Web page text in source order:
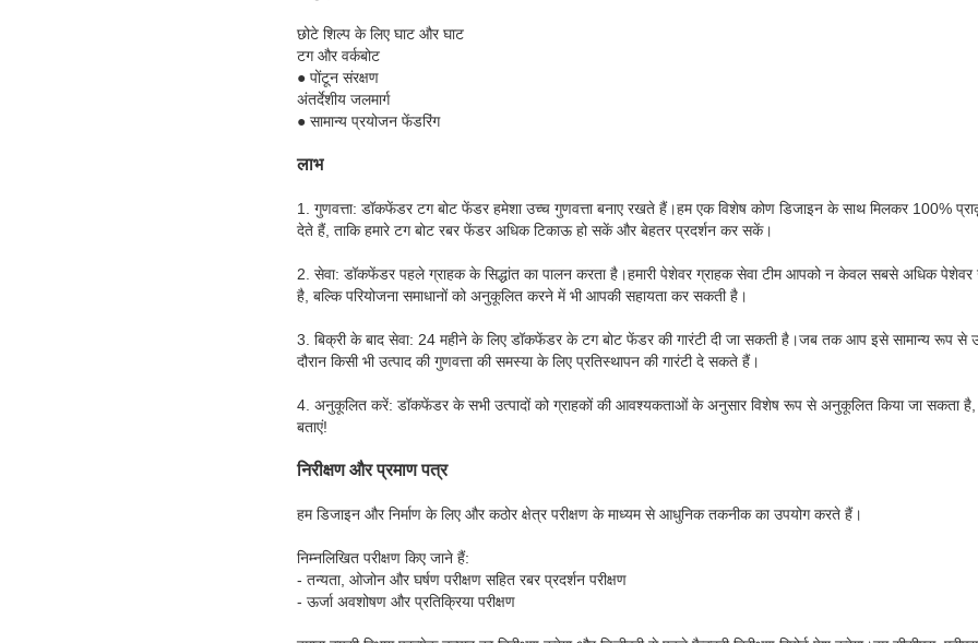
छोटे शिल्प के लिए घाट और घाट
टग और वर्कबोट
● पोंटून संरक्षण
अंतर्देशीय जलमार्ग
● सामान्य प्रयोजन फेंडरिंग
लाभ
1. गुणवत्ता: डॉकफेंडर टग बोट फेंडर हमेशा उच्च गुणवत्ता बनाए रखते हैं।हम एक विशेष कोण डिजाइन के साथ मिलकर 100%
देते हैं, ताकि हमारे टग बोट रबर फेंडर अधिक टिकाऊ हो सकें और बेहतर प्रदर्शन कर सकें।
2. सेवा: डॉकफेंडर पहले ग्राहक के सिद्धांत का पालन करता है।हमारी पेशेवर ग्राहक सेवा टीम आपको न केवल सबसे अधिक पेशेवर
है, बल्कि परियोजना समाधानों को अनुकूलित करने में भी आपकी सहायता कर सकती है।
3. बिक्री के बाद सेवा: 24 महीने के लिए डॉकफेंडर के टग बोट फेंडर की गारंटी दी जा सकती है।जब तक आप इसे सामान्य रूप से
दौरान किसी भी उत्पाद की गुणवत्ता की समस्या के लिए प्रतिस्थापन की गारंटी दे सकते हैं।
4. अनुकूलित करें: डॉकफेंडर के सभी उत्पादों को ग्राहकों की आवश्यकताओं के अनुसार विशेष रूप से अनुकूलित किया जा सकता
बताएं!
निरीक्षण और प्रमाण पत्र
हम डिजाइन और निर्माण के लिए और कठोर क्षेत्र परीक्षण के माध्यम से आधुनिक तकनीक का उपयोग करते हैं।
निम्नलिखित परीक्षण किए जाने हैं:
- तन्यता, ओजोन और घर्षण परीक्षण सहित रबर प्रदर्शन परीक्षण
- ऊर्जा अवशोषण और प्रतिक्रिया परीक्षण